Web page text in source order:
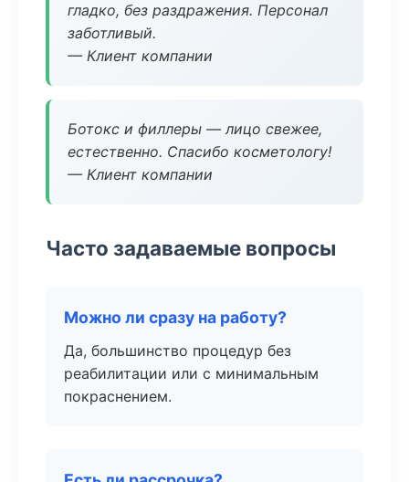
гладко, без раздражения. Персонал
заботливый.
— Клиент компании
Ботокс и филлеры — лицо свежее,
естественно. Спасибо косметологу!
— Клиент компании
Часто задаваемые вопросы
Можно ли сразу на работу?
Да, большинство процедур без
реабилитации или с минимальным
покраснением.